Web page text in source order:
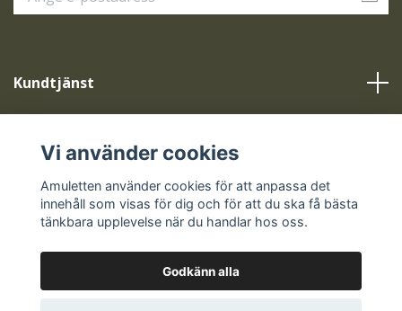
Kundtjänst
Sociala medier
Vi använder cookies
Amuletten använder cookies för att anpassa det
innehåll som visas för dig och för att du ska få bästa
tänkbara upplevelse när du handlar hos oss.
Godkänn alla